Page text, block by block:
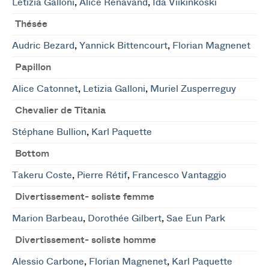
Letizia Galloni, Alice Renavand, Ida Viikinkoski
Thésée
Audric Bezard, Yannick Bittencourt, Florian Magnenet
Papillon
Alice Catonnet, Letizia Galloni, Muriel Zusperreguy
Chevalier de Titania
Stéphane Bullion, Karl Paquette
Bottom
Takeru Coste, Pierre Rétif, Francesco Vantaggio
Divertissement- soliste femme
Marion Barbeau, Dorothée Gilbert, Sae Eun Park
Divertissement- soliste homme
Alessio Carbone, Florian Magnenet, Karl Paquette